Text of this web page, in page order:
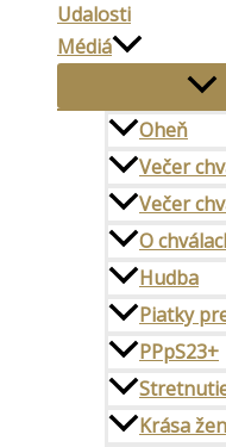
Udalosti
Médiá
Oheň
Večer
Večer
O
Hudba
Piatky
PPpS23+
Krása